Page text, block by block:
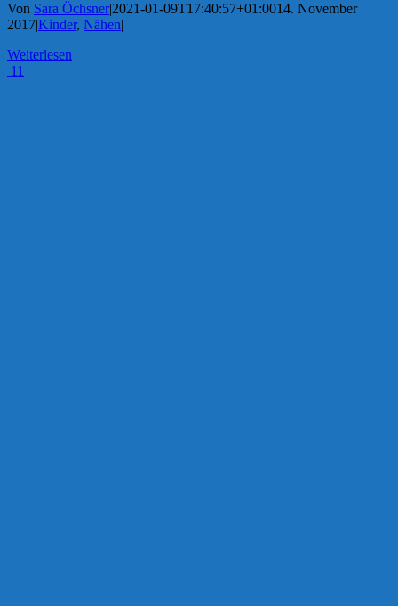
Von Sara Öchsner|2021-01-09T17:40:57+01:0014. November
2017|Kinder, Nähen|
Weiterlesen
11